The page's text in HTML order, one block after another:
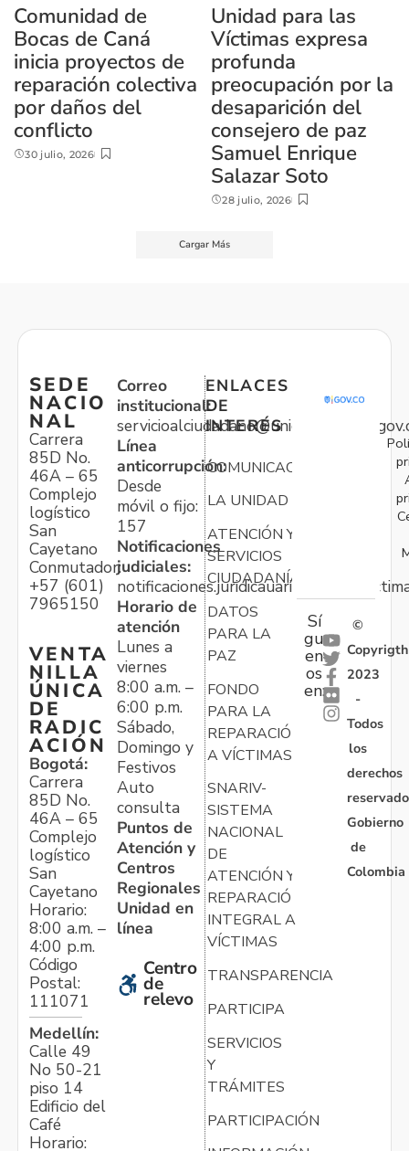
Comunidad de
Bocas de Caná
inicia proyectos de
reparación colectiva
por daños del
conflicto
30 julio, 2026
Unidad para las
Víctimas expresa
profunda
preocupación por la
desaparición del
consejero de paz
Samuel Enrique
Salazar Soto
28 julio, 2026
Cargar Más
SEDE
NACIO
NAL
Carrera
85D No.
46A – 65
Complejo
logístico
San
Cayetano
Conmutador:
+57 (601)
7965150
VENTA
NILLA
ÚNICA
DE
RADIC
ACIÓN
Bogotá:
Carrera
85D No.
46A – 65
Complejo
logístico
San
Cayetano
Horario:
8:00 a.m. –
4:00 p.m.
Código
Postal:
111071
Medellín:
Calle 49
No 50-21
piso 14
Edificio del
Café
Horario:
Correo
institucional:
Línea
anticorrupción:
Desde
móvil o fijo:
157
Notificaciones
judiciales:
Horario de
atención
Lunes a
viernes
8:00 a.m. –
6:00 p.m.
Sábado,
Domingo y
Festivos
Auto
consulta
Puntos de
Atención y
Centros
Regionales
Unidad en
línea
Centro
de
relevo
ENLACES
DE
INTERÉS
COMUNICACIONES
LA UNIDAD
ATENCIÓN Y
SERVICIOS
CIUDADANÍA
DATOS
PARA LA
PAZ
FONDO
PARA LA
REPARACIÓN
A VÍCTIMAS
SNARIV-
SISTEMA
NACIONAL
DE
ATENCIÓN Y
REPARACIÓN
INTEGRAL A
VÍCTIMAS
TRANSPARENCIA
PARTICIPA
SERVICIOS
Y
TRÁMITES
PARTICIPACIÓN
Sí
gu
en
os
en:
©
Copyrigth
2023
-
Todos
los
derechos
Gobierno
de
Colombia